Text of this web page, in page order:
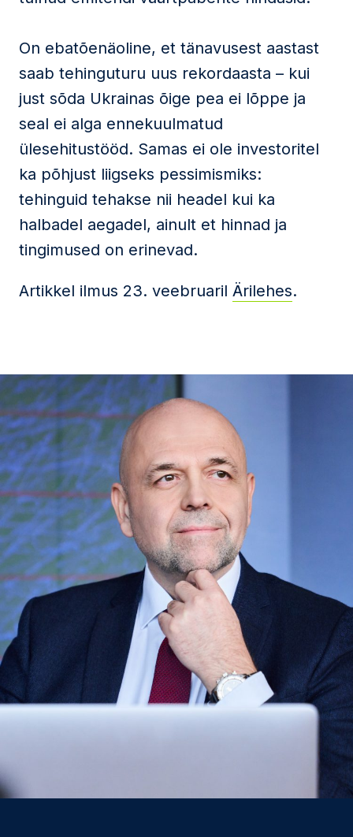
On ebatõenäoline, et tänavusest aastast
saab tehinguturu uus rekordaasta – kui
just sõda Ukrainas õige pea ei lõppe ja
seal ei alga ennekuulmatud
ülesehitustööd. Samas ei ole investoritel
ka põhjust liigseks pessimismiks:
tehinguid tehakse nii headel kui ka
halbadel aegadel, ainult et hinnad ja
tingimused on erinevad.
Artikkel ilmus 23. veebruaril Ärilehes.